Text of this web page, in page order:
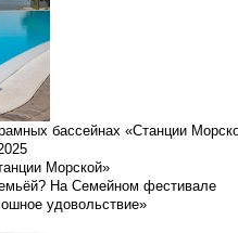
бассейнах «Станции
Морской»
На Семейном фестивале
удовольствие»